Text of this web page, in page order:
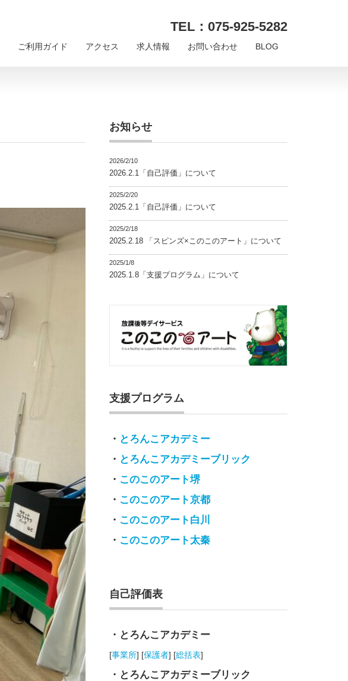
TEL：075-925-5282
ご利用ガイド アクセス 求人情報 お問い合わせ BLOG
お知らせ
2026/2/10
2026.2.1「自己評価」について
2025/2/20
2025.2.1「自己評価」について
2025/2/18
2025.2.18 「スピンズ×このこのアート」について
2025/1/8
2025.1.8「支援プログラム」について
支援プログラム
・ とろんこアカデミー
・ とろんこアカデミーブリック
・ このこのアート堺
・ このこのアート京都
・ このこのアート白川
・ このこのアート太秦
自己評価表
・とろんこアカデミー
[事業所] [保護者] [総括表]
・とろんこアカデミーブリック